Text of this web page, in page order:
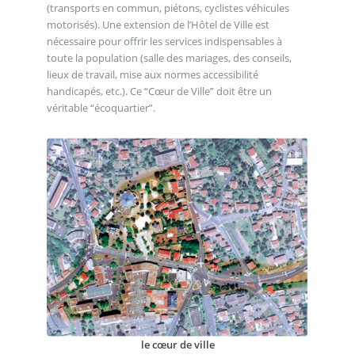
(transports en commun, piétons, cyclistes véhicules
motorisés). Une extension de l’Hôtel de Ville est
nécessaire pour offrir les services indispensables à
toute la population (salle des mariages, des conseils,
lieux de travail, mise aux normes accessibilité
handicapés, etc.). Ce “Cœur de Ville” doit être un
véritable “écoquartier”.
le cœur de ville